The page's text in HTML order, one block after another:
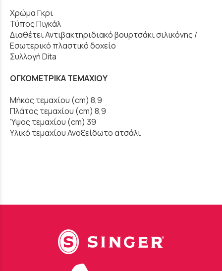
Χρώμα Γκρι
Τύπος Πιγκάλ
Διαθέτει Αντιβακτηριδιακό βουρτσάκι σιλικόνης /
Εσωτερικό πλαστικό δοχείο
Συλλογή Dita
ΟΓΚΟΜΕΤΡΙΚΑ ΤΕΜΑΧΙΟΥ
Μήκος τεμαχίου (cm) 8,9
Πλάτος τεμαχίου (cm) 8,9
Ύψος τεμαχίου (cm) 39
Υλικό τεμαχίου Ανοξείδωτο ατσάλι